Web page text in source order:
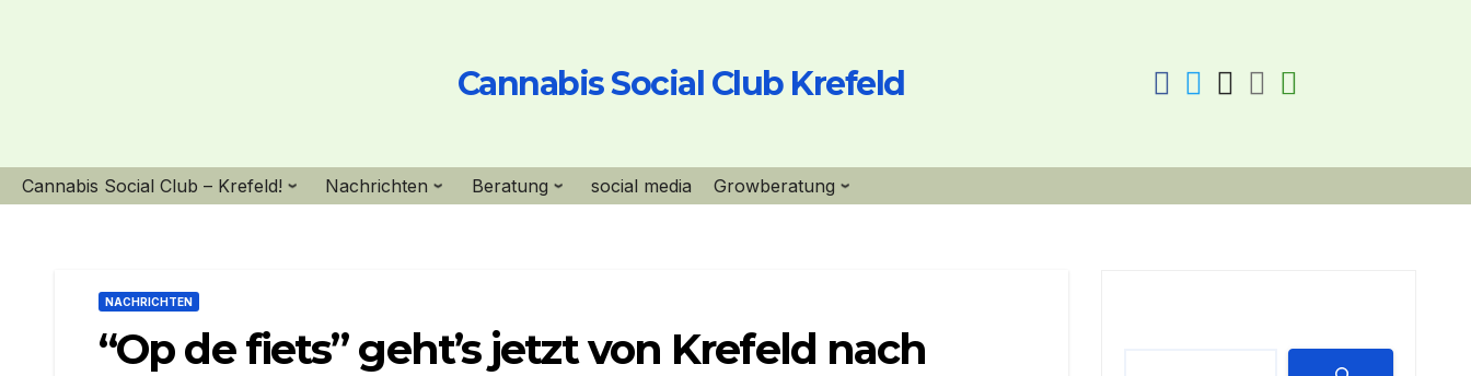
Cannabis Social Club Krefeld
fab
fa-
fab
fa-
fab
fa-
fab
fa-
Cannabis Social Club – Krefeld! Nachrichten Beratung social media Growberatung
NACHRICHTEN
“Op de fiets” geht’s jetzt von Krefeld nach